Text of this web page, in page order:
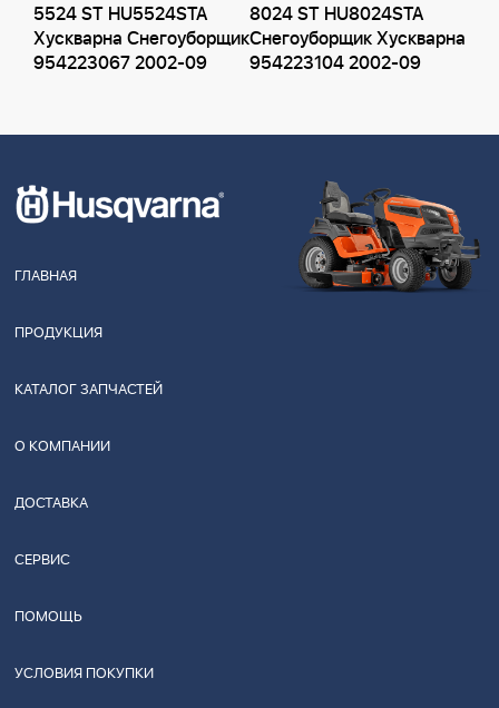
5524 ST HU5524STA
Хускварна Снегоуборщик
954223067 2002-09
8024 ST HU8024STA
Снегоуборщик Хускварна
954223104 2002-09
ГЛАВНАЯ
ПРОДУКЦИЯ
КАТАЛОГ ЗАПЧАСТЕЙ
О КОМПАНИИ
ДОСТАВКА
СЕРВИС
ПОМОЩЬ
УСЛОВИЯ ПОКУПКИ